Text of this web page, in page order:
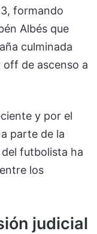
formando
Albés que
culminada
de ascenso a
y por el
parte de la
futbolista ha
los
judicial